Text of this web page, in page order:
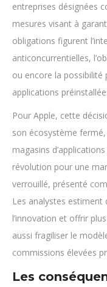
entreprises désignées
mesures visant à
obligations figurent
anticoncurrentielles,
ou encore la possibilité
applications
Pour Apple, cette
son écosystème
magasins
révolution pour une
verrouillé, présenté
Les analystes estiment
l’innovation et offrir
aussi fragiliser le
commissions élevées
Les